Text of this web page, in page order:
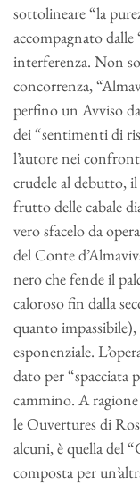
sottolineare “la
accompagnato
interferenza. Non
concorrenza,
perfino un Avviso
dei “sentimenti di
l’autore nei
crudele al debutto,
frutto delle cabale
vero sfacelo da
del Conte
nero che fende il
caloroso fin dalla
quanto impassibile),
esponenziale.
dato per “spacciata
cammino. A
le Ouvertures di
alcuni, è quella del
composta per